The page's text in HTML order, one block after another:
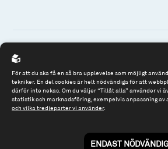
Spiltan Fonder AB
Riddargatan 17
114 57 Stockholm
Org.nr: 556614-2906
Tel: 08 - 545 813 40
För att du ska få en så bra upplevelse som möjligt
tekniker. En del cookies är helt nödvändiga för att
därför inte nekas. Om du väljer “Tillåt alla” använder vi
statistik och marknadsföring, exempelvis anpassning av
och vilka tredjeparter vi använder.
ENDAST